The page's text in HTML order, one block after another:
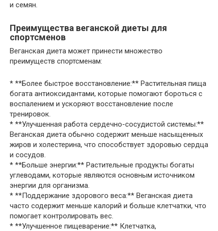
и семян.
Преимущества веганской диеты для
спортсменов
Веганская диета может принести множество
преимуществ спортсменам:
* **Более быстрое восстановление:** Растительная пища
богата антиоксидантами, которые помогают бороться с
воспалением и ускоряют восстановление после
тренировок.
* **Улучшенная работа сердечно-сосудистой системы:**
Веганская диета обычно содержит меньше насыщенных
жиров и холестерина, что способствует здоровью сердца
и сосудов.
* **Больше энергии:** Растительные продукты богаты
углеводами, которые являются основным источником
энергии для организма.
* **Поддержание здорового веса:** Веганская диета
часто содержит меньше калорий и больше клетчатки, что
помогает контролировать вес.
* **Улучшенное пищеварение:** Клетчатка,